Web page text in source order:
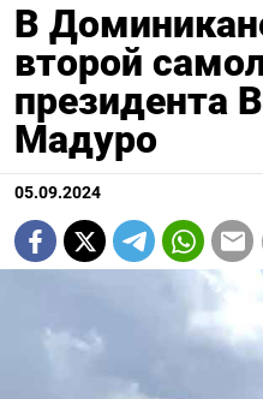
В
второй
президента
Мадуро
05.09.2024